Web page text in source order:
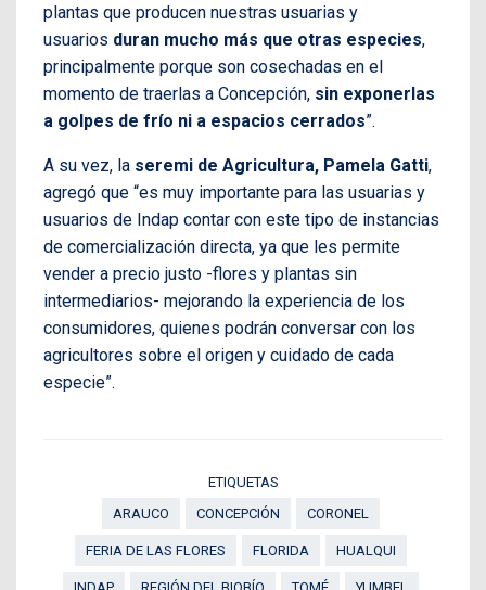
plantas que producen nuestras usuarias y
usuarios duran mucho más que otras especies,
principalmente porque son cosechadas en el
momento de traerlas a Concepción, sin exponerlas
a golpes de frío ni a espacios cerrados”.
A su vez, la seremi de Agricultura, Pamela Gatti,
agregó que “es muy importante para las usuarias y
usuarios de Indap contar con este tipo de instancias
de comercialización directa, ya que les permite
vender a precio justo -flores y plantas sin
intermediarios- mejorando la experiencia de los
consumidores, quienes podrán conversar con los
agricultores sobre el origen y cuidado de cada
especie”.
ETIQUETAS
ARAUCO
CONCEPCIÓN CORONEL
FERIA DE LAS FLORES FLORIDA HUALQUI